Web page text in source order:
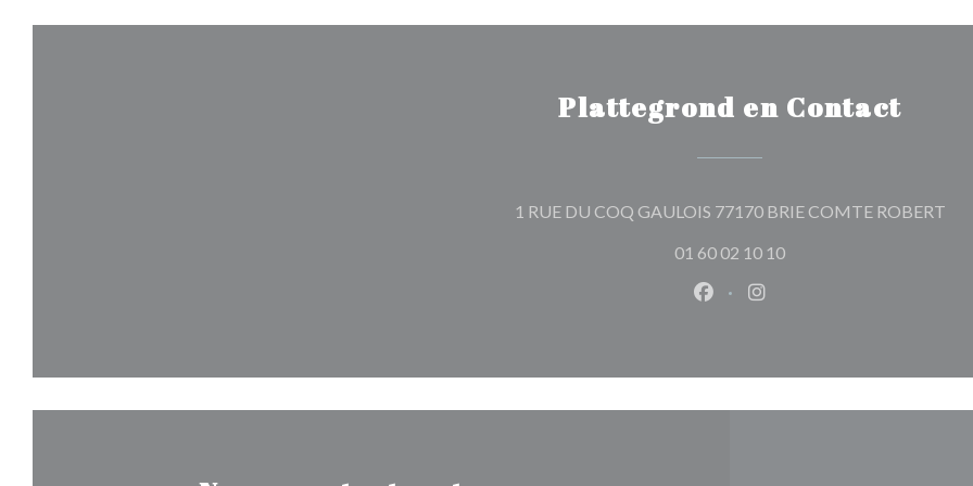
Plattegrond en Contact
1 RUE DU COQ GAULOIS 77170 BRIE COMTE ROBERT
01 60 02 10 10
Facebook ((opent in een nieuw
Instagram ((opent in een